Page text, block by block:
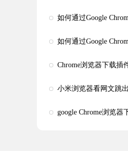
如何通过Google
如何通过Google
Chrome浏览器下载插
小米浏览器看网文跳
google Chrome浏览